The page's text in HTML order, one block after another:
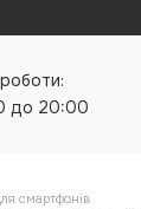
до 20:00
смартфонів